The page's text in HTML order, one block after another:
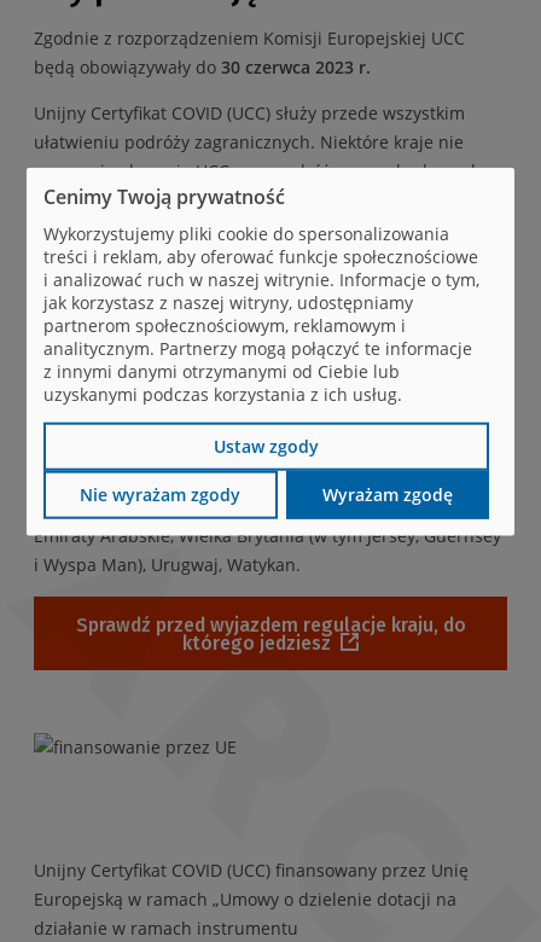
Zgodnie z rozporządzeniem Komisji Europejskiej UCC
będą obowiązywały do 30 czerwca 2023 r.
Unijny Certyfikat COVID (UCC) służy przede wszystkim
ułatwieniu podróży zagranicznych. Niektóre kraje nie
wymagają okazania UCC przy podróży samochodem, ale
większość oczekuje, że okażesz go, wsiadając na pokład
samolotu. W niektórych krajach UCC jest wymagany w
hotelach, restauracjach czy muzeach.
Unijny Certyfikat COVID (UCC) jest ważny we wszystkich
państwach członkowskich UE. Uznają go także kraje
spoza UE: Albania, Andora, Armenia, Wyspy Zielonego
Przylądka, Salwador, Wyspy Owcze, Gruzja, Izrael, Islandia,
Liban, Liechtenstein, Mołdawia, Monako, Czarnogóra,
Maroko, Nowa Zelandia, Macedonia Północna, Norwegia,
Panama, San Marino, Serbia, Singapur, Szwajcaria, Tajwan,
Tajlandia, Tunezja, Togo, Turcja, Ukraina, Zjednoczone
Emiraty Arabskie, Wielka Brytania (w tym Jersey, Guernsey
i Wyspa Man), Urugwaj, Watykan.
Sprawdź przed wyjazdem regulacje kraju, do
którego jedziesz
Unijny Certyfikat COVID (UCC) finansowany przez Unię
Europejską w ramach „Umowy o dzielenie dotacji na
działanie w ramach instrumentu
Cenimy Twoją prywatność
Wykorzystujemy pliki cookie do spersonalizowania
treści i reklam, aby oferować funkcje społecznościowe
i analizować ruch w naszej witrynie. Informacje o tym,
jak korzystasz z naszej witryny, udostępniamy
partnerom społecznościowym, reklamowym i
analitycznym. Partnerzy mogą połączyć te informacje
z innymi danymi otrzymanymi od Ciebie lub
uzyskanymi podczas korzystania z ich usług.
Ustaw zgody
Nie wyrażam zgody Wyrażam zgodę